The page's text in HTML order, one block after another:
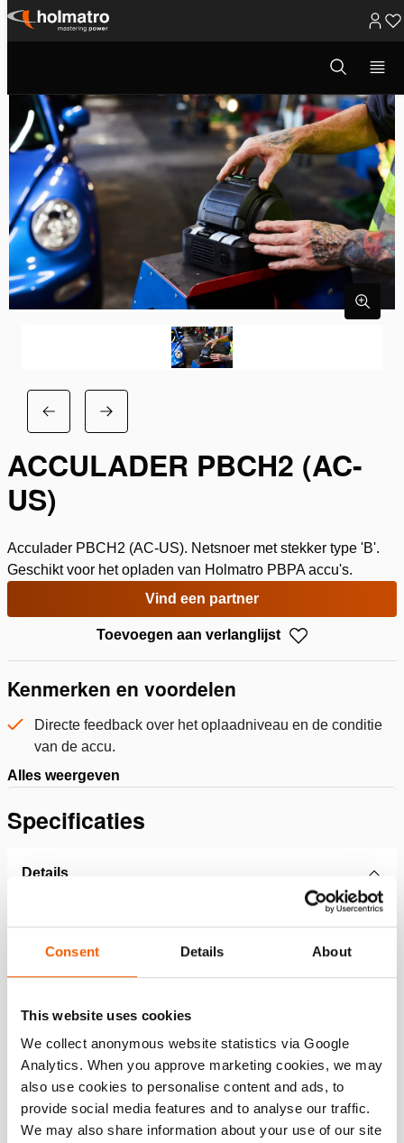
Consent Details About
This website uses cookies
We collect anonymous website statistics via Google
Analytics. When you approve marketing cookies, we may
also use cookies to personalise content and ads, to
provide social media features and to analyse our traffic.
We may also share information about your use of our site
Ga
Open
zoekvenster
ACCULADER PBCH2 (AC-
US)
Acculader PBCH2 (AC-US). Netsnoer met stekker type 'B'.
Geschikt voor het opladen van Holmatro PBPA accu's.
Vind een partner
Toevoegen aan verlanglijst
Kenmerken en voordelen
Directe feedback over het oplaadniveau en de conditie
van de accu.
Alles weergeven
Specificaties
Details
101.003.244
model
Algemene specificaties
Afmetingen, gewicht en temperatuur